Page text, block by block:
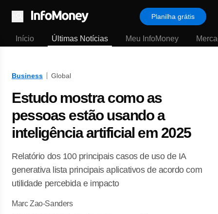
Menu
Planilha grátis
Início Últimas Notícias Meu InfoMoney
Business Global
Estudo mostra como as
pessoas estão usando a
inteligência artificial em 2025
Relatório dos 100 principais casos de uso de IA
generativa lista principais aplicativos de acordo com
utilidade percebida e impacto
Marc Zao-Sanders